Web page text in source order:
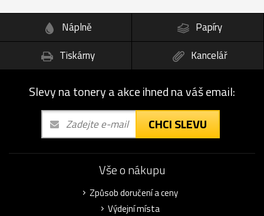
Náplně
Papíry
Tiskárny
Kancelář
Slevy na tonery a akce ihned na váš email:
CHCI SLEVU
Vše o nákupu
Způsob doručení a ceny
Výdejní místa